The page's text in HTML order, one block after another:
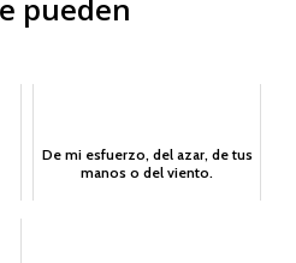
pueden
De mi esfuerzo, del azar, de tus
manos o del viento.